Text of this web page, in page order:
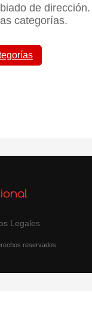
de
categorías.
Legales
reservados